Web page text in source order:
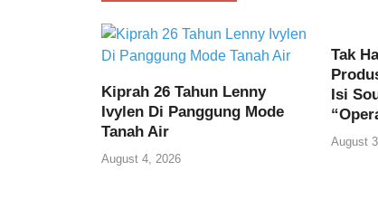
Kiprah 26 Tahun Lenny
Ivylen Di Panggung Mode
Tanah Air
August 4, 2026
Tak
Isi
August